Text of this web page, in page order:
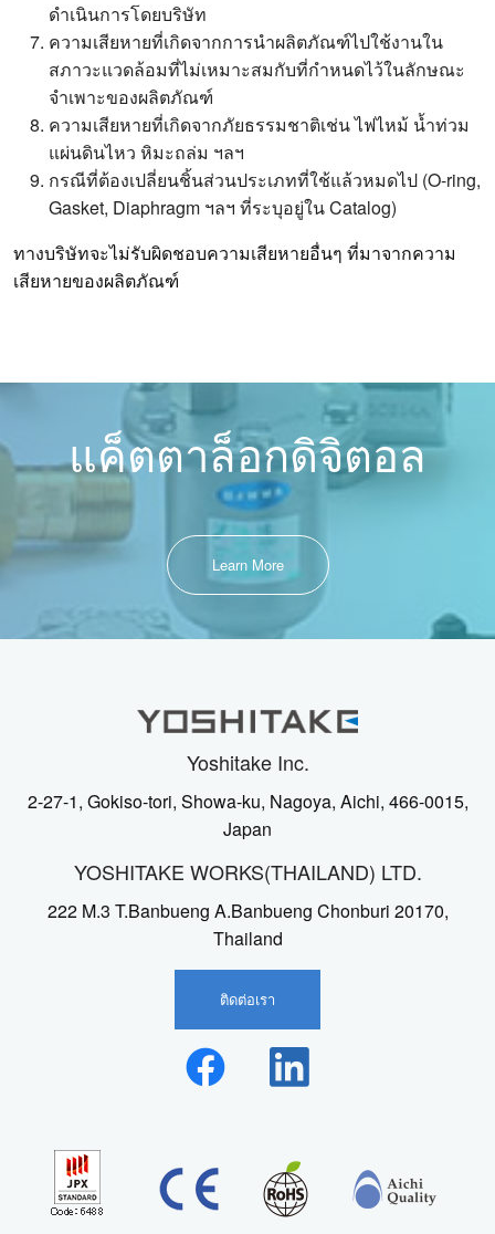
ดำเนินการโดยบริษัท
ความเสียหายที่เกิดจากการนำผลิตภัณฑ์ไปใช้งานใน
สภาวะแวดล้อมที่ไม่เหมาะสมกับที่กำหนดไว้ในลักษณะ
จำเพาะของผลิตภัณฑ์
ความเสียหายที่เกิดจากภัยธรรมชาติเช่น ไฟไหม้ น้ำท่วม
แผ่นดินไหว หิมะถล่ม ฯลฯ
กรณีที่ต้องเปลี่ยนชิ้นส่วนประเภทที่ใช้แล้วหมดไป (O-ring,
Gasket, Diaphragm ฯลฯ ที่ระบุอยู่ใน Catalog)
ทางบริษัทจะไม่รับผิดชอบความเสียหายอื่นๆ ที่มาจากความ
เสียหายของผลิตภัณฑ์
แค็ตตาล็อกดิจิตอล
Learn More
Yoshitake Inc.
2-27-1, Gokiso-tori, Showa-ku, Nagoya, Aichi, 466-0015,
Japan
YOSHITAKE WORKS(THAILAND) LTD.
222 M.3 T.Banbueng A.Banbueng Chonburi 20170,
Thailand
ติดต่อเรา